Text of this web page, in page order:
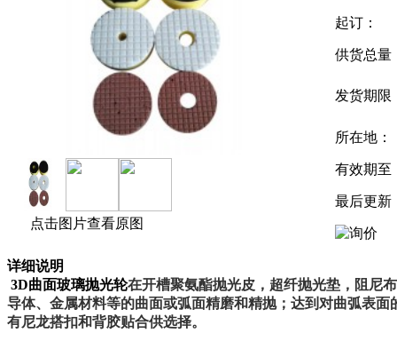
点击图片查看原图
起订：
供货总量
发货期限
所在地：
有效期至
最后更新
详细说明
3D曲面玻璃抛光轮在开槽聚氨酯抛光皮，超纤抛光垫，阻尼
导体、金属材料等的曲面或弧面精磨和精抛；达到对曲弧表面
有尼龙搭扣和背胶贴合供选择。